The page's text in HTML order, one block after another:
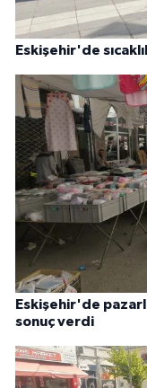
Eskişehir'de
Eskişehir'de
sonuç verdi